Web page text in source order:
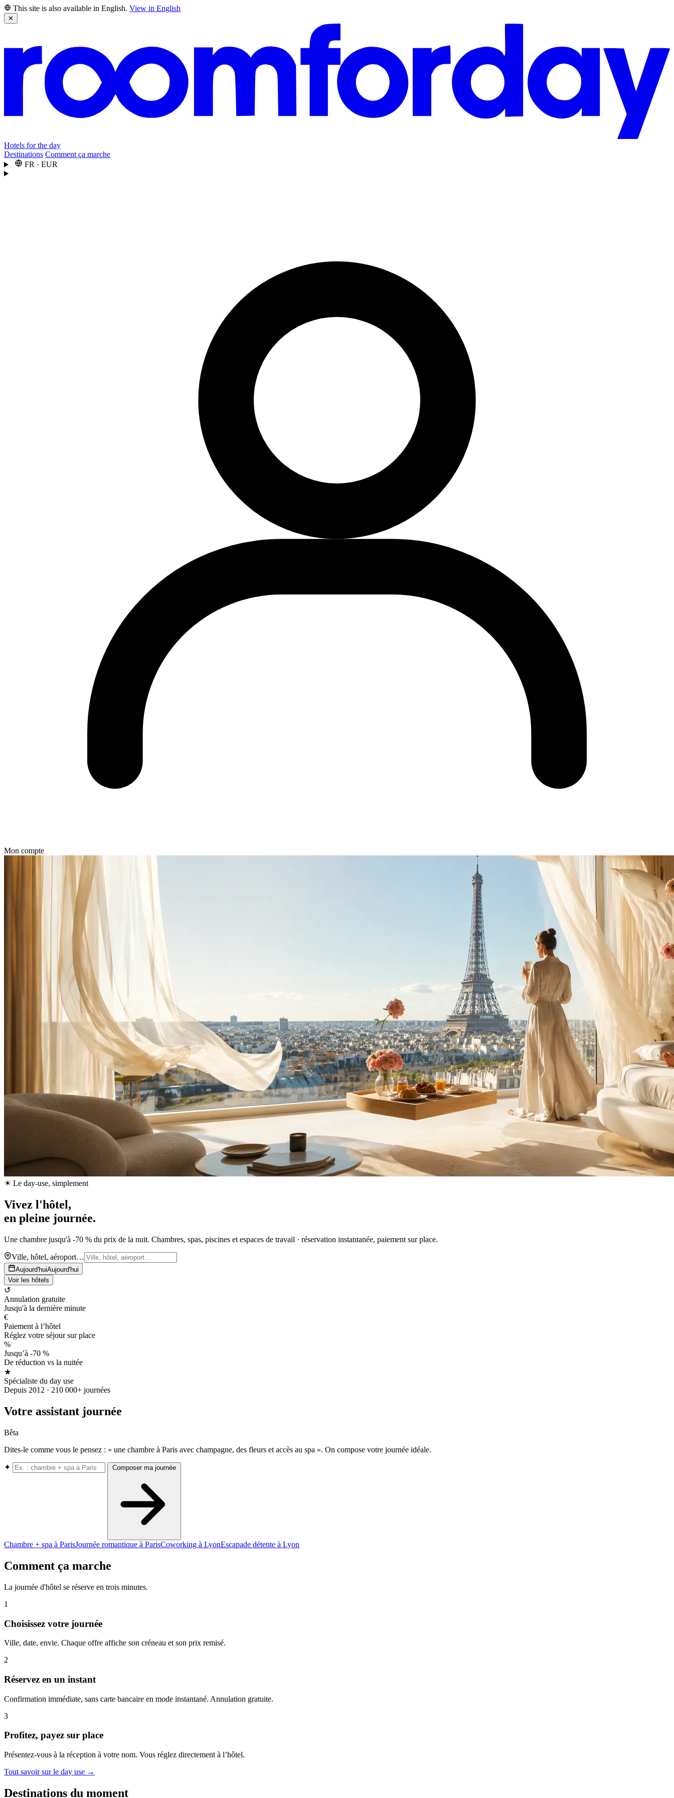
This site is also available in English. View in English
✕
Hotels for the day
Destinations Comment ça marche
FR · EUR
Mon compte
☀ Le day-use, simplement
Vivez l'hôtel,
en pleine journée.
Une chambre jusqu'à -70 % du prix de la nuit. Chambres, spas, piscines et espaces de travail · réservation instantanée, paiement sur place.
Ville, hôtel, aéroport…
Aujourd'huiAujourd'hui
Voir les hôtels
↺
Annulation gratuite
Jusqu'à la dernière minute
€
Paiement à l’hôtel
Réglez votre séjour sur place
%
Jusqu’à -70 %
De réduction vs la nuitée
★
Spécialiste du day use
Depuis 2012 · 210 000+ journées
Votre assistant journée
Bêta
Dites-le comme vous le pensez : « une chambre à Paris avec champagne, des fleurs et accès au spa ». On compose votre journée idéale.
✦ Composer ma journée
Chambre + spa à ParisJournée romantique à ParisCoworking à LyonEscapade détente à Lyon
Comment ça marche
La journée d'hôtel se réserve en trois minutes.
1
Choisissez votre journée
Ville, date, envie. Chaque offre affiche son créneau et son prix remisé.
2
Réservez en un instant
Confirmation immédiate, sans carte bancaire en mode instantané. Annulation gratuite.
3
Profitez, payez sur place
Présentez-vous à la réception à votre nom. Vous réglez directement à l’hôtel.
Tout savoir sur le day use →
Destinations du moment